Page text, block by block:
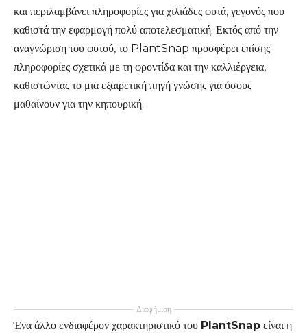
και περιλαμβάνει πληροφορίες για χιλιάδες φυτά, γεγονός που
καθιστά την εφαρμογή πολύ αποτελεσματική. Εκτός από την
αναγνώριση του φυτού, το PlantSnap προσφέρει επίσης
πληροφορίες σχετικά με τη φροντίδα και την καλλιέργεια,
καθιστώντας το μια εξαιρετική πηγή γνώσης για όσους
μαθαίνουν για την κηπουρική.
Διαφήμιση
Ένα άλλο ενδιαφέρον χαρακτηριστικό του PlantSnap είναι η